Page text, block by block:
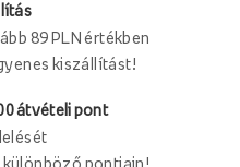
89 PLN értékben
kiszállítást!
átvételi pont
pontjain!